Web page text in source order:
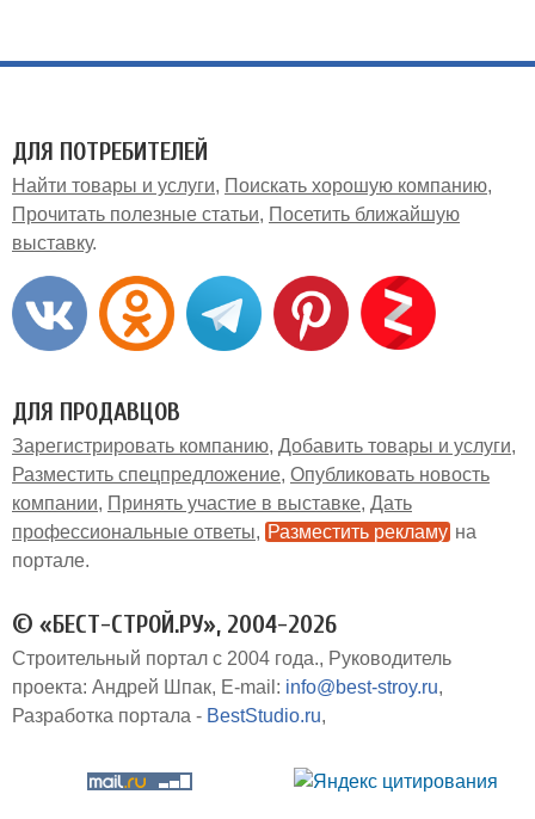
ДЛЯ ПОТРЕБИТЕЛЕЙ
Найти товары и услуги
Поискать хорошую компанию
Прочитать полезные статьи
Посетить ближайшую
выставку
ДЛЯ ПРОДАВЦОВ
Зарегистрировать компанию Добавить товары и услуги
Разместить спецпредложение Опубликовать новость
компании
Принять участие в выставке Дать
профессиональные ответы
Разместить рекламу на
портале
© «БЕСТ-СТРОЙ.РУ», 2004-2026
Строительный портал с 2004 года.
Руководитель
проекта: Андрей Шпак E-mail: info@best-stroy.ru
Разработка портала - BestStudio.ru